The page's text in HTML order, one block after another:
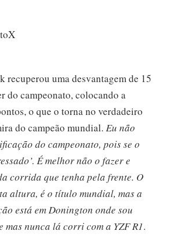
recuperou uma desvantagem de 15
do campeonato, colocando a
o que o torna no verdadeiro
do campeão mundial. Eu não
do campeonato, pois se o
É melhor não o fazer e
corrida que tenha pela frente. O
altura, é o título mundial, mas a
está em Donington onde sou
mas nunca lá corri com a YZF R1.